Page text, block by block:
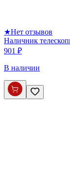
★Нет отзывов
Наличник
901 ₽
В наличии